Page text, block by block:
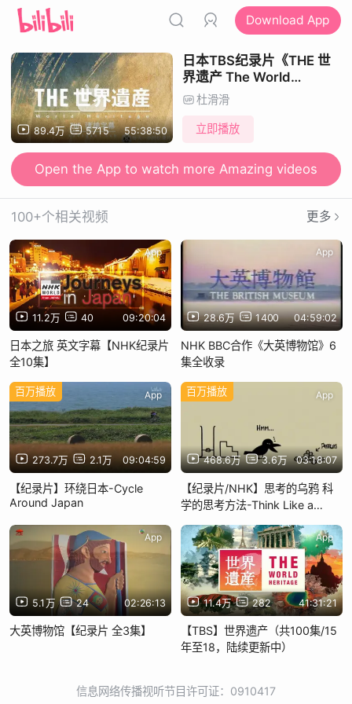
Download App
89.4万 5715 55:38:50
日本TBS纪录片《THE 世
界遗产 The World
Heritage》全180集 日语中
日双字
杜滑滑
立即播放
Open the App to watch more Amazing videos
100+个相关视频 更多
11.2万 40 09:20:04
App
日本之旅 英文字幕【NHK纪录片
全10集】
28.6万 1400 04:59:02
App
NHK BBC合作《大英博物馆》6
集全收录
273.7万 2.1万 09:04:59
百万播放 App
【纪录片】环绕日本-Cycle
Around Japan
468.6万 3.6万 03:18:07
百万播放 App
【纪录片/NHK】思考的乌鸦 科
学的思考方法-Think Like a
Method（2013）
5.1万 24 02:26:13
App
大英博物馆【纪录片 全3集】
11.4万 282 41:31:21
App
【TBS】世界遗产（共100集/15
年至18，陆续更新中）
信息网络传播视听节目许可证：0910417